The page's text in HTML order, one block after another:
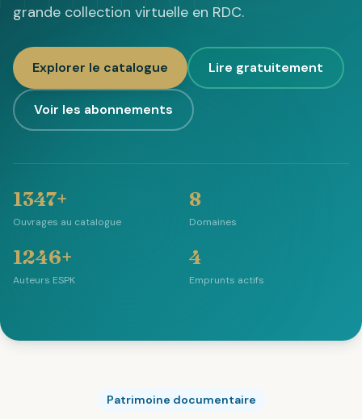
grande collection virtuelle en RDC.
Explorer le catalogue Lire gratuitement
Voir les abonnements
1347+
Ouvrages au catalogue
8
Domaines
1246+
Auteurs ESPK
4
Emprunts actifs
Patrimoine documentaire